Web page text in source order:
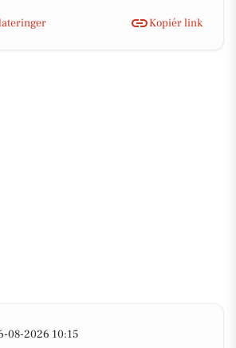
Kopiér link
08-2026 10:15